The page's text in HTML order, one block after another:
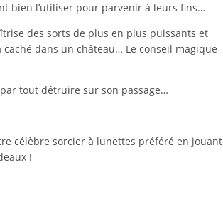
bien l’utiliser pour parvenir à leurs fins…
des sorts de plus en plus puissants et
caché dans un château… Le conseil magique
tout détruire sur son passage…
célèbre sorcier à lunettes préféré en jouant
!